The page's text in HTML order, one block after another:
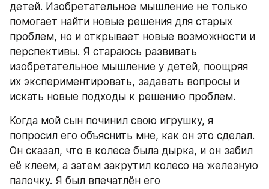
детей. Изобретательное мышление не только
помогает найти новые решения для старых
проблем, но и открывает новые возможности и
перспективы. Я стараюсь развивать
изобретательное мышление у детей, поощряя
их экспериментировать, задавать вопросы и
искать новые подходы к решению проблем.
Когда мой сын починил свою игрушку, я
попросил его объяснить мне, как он это сделал.
Он сказал, что в колесе была дырка, и он забил
её клеем, а затем закрутил колесо на железную
палочку. Я был впечатлён его